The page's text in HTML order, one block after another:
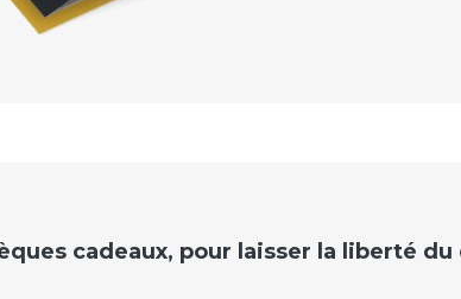
cadeaux, pour laisser la liberté du